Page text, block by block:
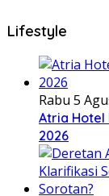
Lifestyle
Rabu 5
Atria Hotel
2026